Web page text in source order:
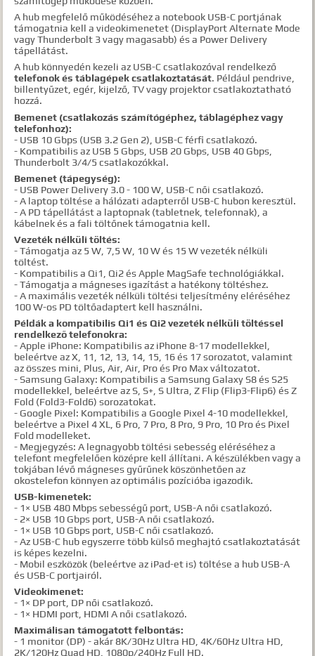
A hub megfelelő működéséhez a notebook USB-C portjának
támogatnia kell a videokimenetet (DisplayPort Alternate Mode
vagy Thunderbolt 3 vagy magasabb) és a Power Delivery
tápellátást.
A hub könnyedén kezeli az USB-C csatlakozóval rendelkező
telefonok és táblagépek csatlakoztatását. Például pendrive,
billentyűzet, egér, kijelző, TV vagy projektor csatlakoztatható
hozzá.
Bemenet (csatlakozás számítógéphez, táblagéphez vagy
telefonhoz):
- USB 10 Gbps (USB 3.2 Gen 2), USB-C férfi csatlakozó.
- Kompatibilis az USB 5 Gbps, USB 20 Gbps, USB 40 Gbps,
Thunderbolt 3/4/5 csatlakozókkal.
Bemenet (tápegység):
- USB Power Delivery 3.0 - 100 W, USB-C női csatlakozó.
- A laptop töltése a hálózati adapterről USB-C hubon keresztül.
- A PD tápellátást a laptopnak (tabletnek, telefonnak), a
kábelnek és a fali töltőnek támogatnia kell.
Vezeték nélküli töltés:
- Támogatja az 5 W, 7,5 W, 10 W és 15 W vezeték nélküli
töltést.
- Kompatibilis a Qi1, Qi2 és Apple MagSafe technológiákkal.
- Támogatja a mágneses igazítást a hatékony töltéshez.
- A maximális vezeték nélküli töltési teljesítmény eléréséhez
100 W-os PD töltőadaptert kell használni.
Példák a kompatibilis Qi1 és Qi2 vezeték nélküli töltéssel
rendelkező telefonokra:
- Apple iPhone: Kompatibilis az iPhone 8-17 modellekkel,
beleértve az X, 11, 12, 13, 14, 15, 16 és 17 sorozatot, valamint
az összes mini, Plus, Air, Air, Pro és Pro Max változatot.
- Samsung Galaxy: Kompatibilis a Samsung Galaxy S8 és S25
modellekkel, beleértve az S, S+, S Ultra, Z Flip (Flip3-Flip6) és Z
Fold (Fold3-Fold6) sorozatokat.
- Google Pixel: Kompatibilis a Google Pixel 4-10 modellekkel,
beleértve a Pixel 4 XL, 6 Pro, 7 Pro, 8 Pro, 9 Pro, 10 Pro és Pixel
Fold modelleket.
- Megjegyzés: A legnagyobb töltési sebesség eléréséhez a
telefont megfelelően középre kell állítani. A készülékben vagy a
tokjában lévő mágneses gyűrűnek köszönhetően az
okostelefon könnyen az optimális pozícióba igazodik.
USB-kimenetek:
- 1× USB 480 Mbps sebességű port, USB-A női csatlakozó.
- 2× USB 10 Gbps port, USB-A női csatlakozó.
- 1× USB 10 Gbps port, USB-C női csatlakozó.
- Az USB-C hub egyszerre több külső meghajtó csatlakoztatását
is képes kezelni.
- Mobil eszközök (beleértve az iPad-et is) töltése a hub USB-A
és USB-C portjairól.
Videokimenet:
- 1× DP port, DP női csatlakozó.
- 1× HDMI port, HDMI A női csatlakozó.
Maximálisan támogatott felbontás:
- 1 monitor (DP) - akár 8K/30Hz Ultra HD, 4K/60Hz Ultra HD,
2K/120Hz Quad HD, 1080p/240Hz Full HD.